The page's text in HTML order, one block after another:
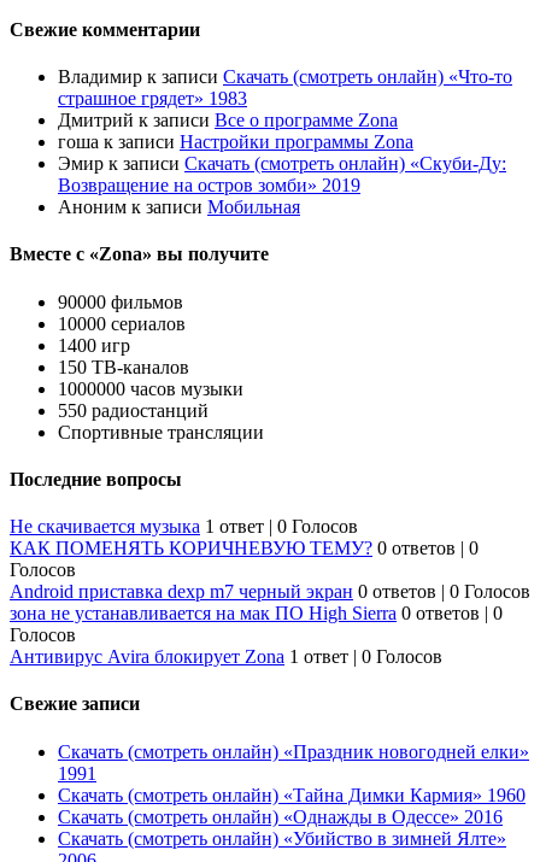
Свежие комментарии
Владимир к записи Скачать (смотреть онлайн) «Что-то
страшное грядет» 1983
Дмитрий к записи Все о программе Zona
гоша к записи Настройки программы Zona
Эмир к записи Скачать (смотреть онлайн) «Скуби-Ду:
Возвращение на остров зомби» 2019
Аноним к записи Мобильная
Вместе с «Zona» вы получите
90000 фильмов
10000 сериалов
1400 игр
150 ТВ-каналов
1000000 часов музыки
550 радиостанций
Спортивные трансляции
Последние вопросы
Не скачивается музыка 1 ответ | 0 Голосов
КАК ПОМЕНЯТЬ КОРИЧНЕВУЮ ТЕМУ? 0 ответов | 0
Голосов
Android приставка dexp m7 черный экран 0 ответов | 0 Голосов
зона не устанавливается на мак ПО High Sierra 0 ответов | 0
Голосов
Антивирус Avira блокирует Zona 1 ответ | 0 Голосов
Свежие записи
Скачать (смотреть онлайн) «Праздник новогодней елки»
1991
Скачать (смотреть онлайн) «Тайна Димки Кармия» 1960
Скачать (смотреть онлайн) «Однажды в Одессе» 2016
Скачать (смотреть онлайн) «Убийство в зимней Ялте»